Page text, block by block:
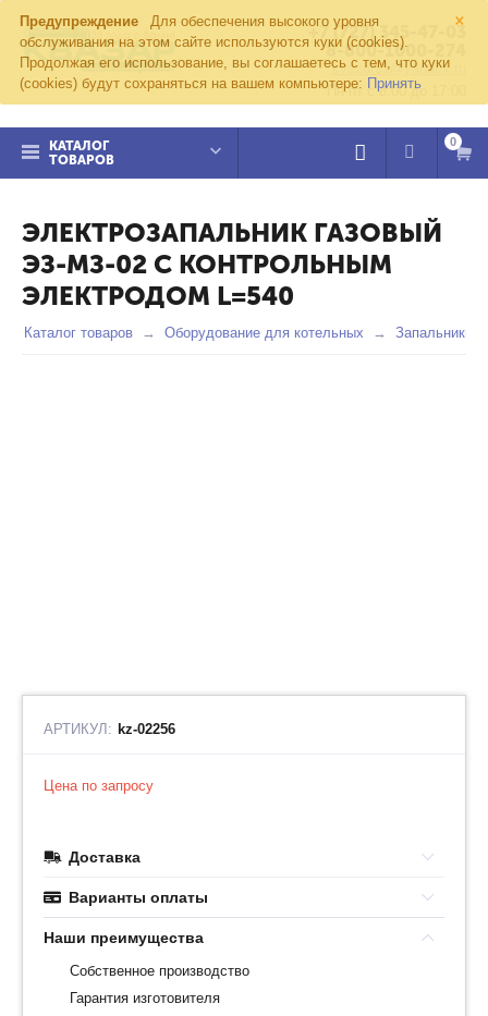
×
Предупреждение
Для обеспечения высокого уровня
обслуживания на этом сайте используются куки (cookies).
Продолжая его использование, вы соглашаетесь с тем, что куки
(cookies) будут сохраняться на вашем компьютере: Принять
+7 (727) 345-47-03
8-800-1000-274
kvazar91@yandex.ru
Пн-пт с 8:00 до 17:00
КАТАЛОГ
ТОВАРОВ
0
ЭЛЕКТРОЗАПАЛЬНИК ГАЗОВЫЙ
ЭЗ-МЗ-02 С КОНТРОЛЬНЫМ
ЭЛЕКТРОДОМ L=540
Каталог товаров Оборудование для котельных Запальники
АРТИКУЛ: kz-02256
Цена по запросу
Доставка
Варианты оплаты
Наши преимущества
Собственное производство
Гарантия изготовителя